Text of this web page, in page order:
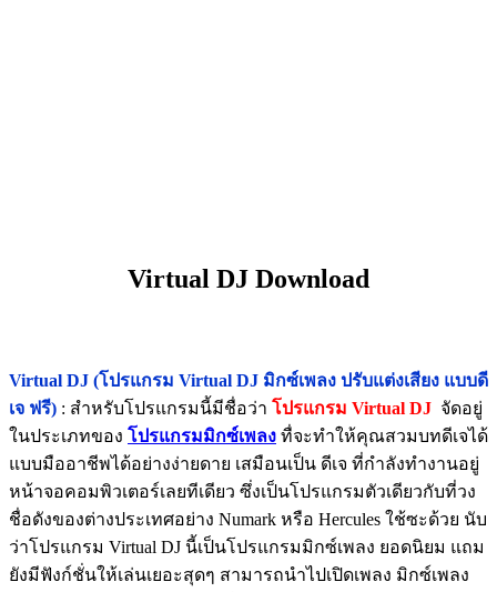
Virtual DJ Download
Virtual DJ (โปรแกรม Virtual DJ มิกซ์เพลง ปรับแต่งเสียง แบบดี
เจ ฟรี) : สำหรับโปรแกรมนี้มีชื่อว่า โปรแกรม Virtual DJ จัดอยู่
ในประเภทของ โปรแกรมมิกซ์เพลง ทื่จะทำให้คุณสวมบทดีเจได้
แบบมืออาชีพได้อย่างง่ายดาย เสมือนเป็น ดีเจ ที่กำลังทำงานอยู่
หน้าจอคอมพิวเตอร์เลยทีเดียว ซึ่งเป็นโปรแกรมตัวเดียวกับที่วง
ชื่อดังของต่างประเทศอย่าง Numark หรือ Hercules ใช้ซะด้วย นับ
ว่าโปรแกรม Virtual DJ นี้เป็นโปรแกรมมิกซ์เพลง ยอดนิยม แถม
ยังมีฟังก์ชั่นให้เล่นเยอะสุดๆ สามารถนำไปเปิดเพลง มิกซ์เพลง